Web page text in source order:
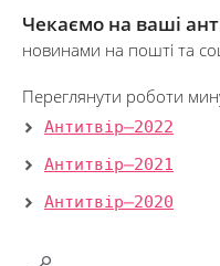
Чекаємо на ваші
новинами на пошті та
Переглянути роботи
Антитвір–2022
Антитвір–2021
Антитвір–2020